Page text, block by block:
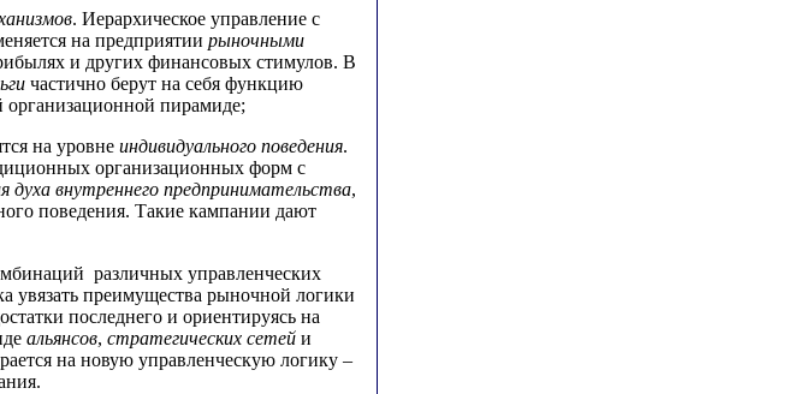
. Иерархическое управление с
на предприятии рыночными
и других финансовых стимулов. В
частично берут на себя функцию
организационной пирамиде;
на уровне индивидуального поведения.
организационных форм с
духа внутреннего предпринимательства,
поведения. Такие кампании дают
различных управленческих
увязать преимущества рыночной логики
последнего и ориентируясь на
альянсов, стратегических сетей и
на новую управленческую логику –